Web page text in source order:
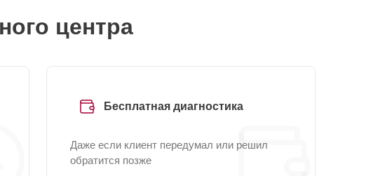
центра
Бесплатная диагностика
Даже если клиент передумал или решил
обратится позже